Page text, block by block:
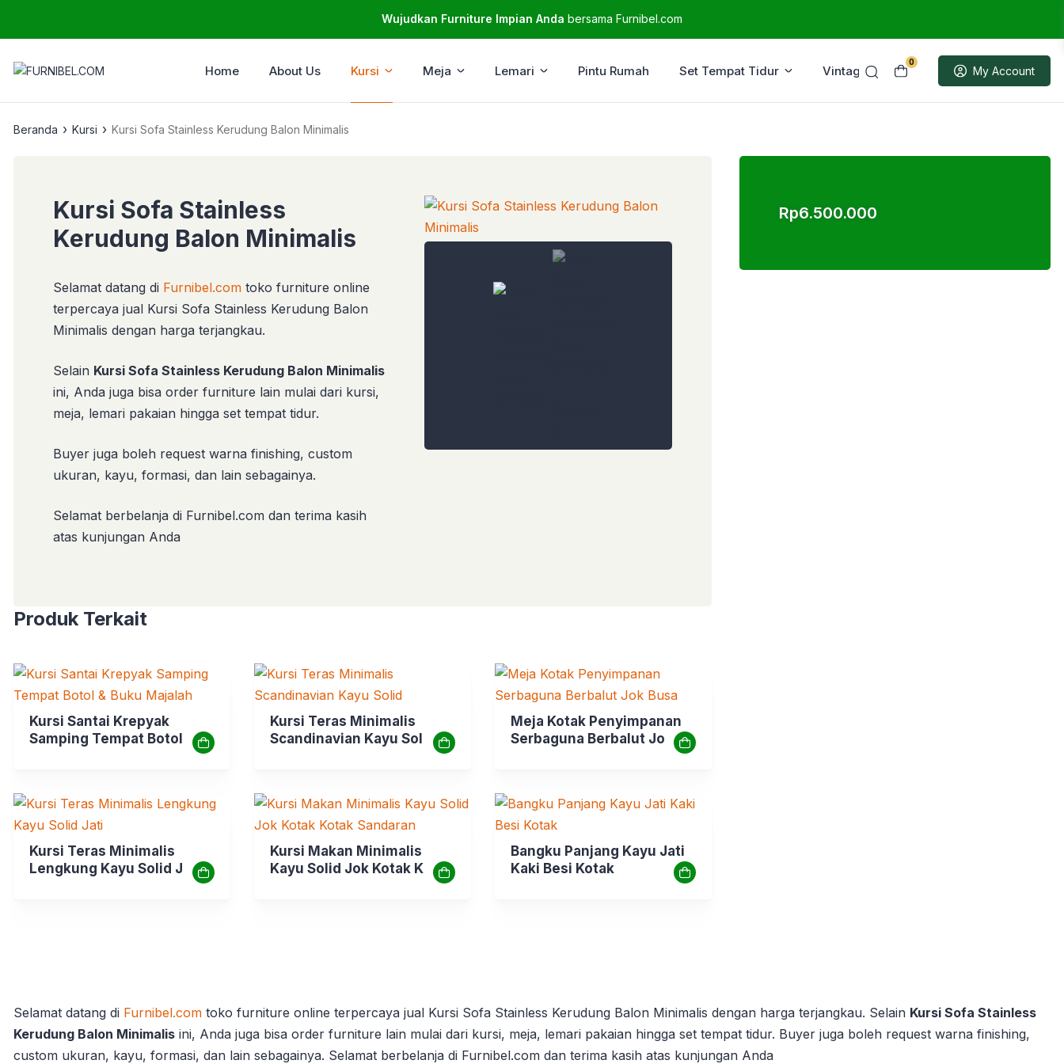
Wujudkan Furniture Impian Anda bersama Furnibel.com
0
My Account
Home About Us Kursi Meja Lemari Pintu Rumah Set Tempat Tidur Vintage Sample
Beranda › Kursi › Kursi Sofa Stainless Kerudung Balon Minimalis
Kursi Sofa Stainless
Kerudung Balon Minimalis
Selamat datang di Furnibel.com toko furniture online
terpercaya jual Kursi Sofa Stainless Kerudung Balon
Minimalis dengan harga terjangkau.
Selain Kursi Sofa Stainless Kerudung Balon Minimalis
ini, Anda juga bisa order furniture lain mulai dari kursi,
meja, lemari pakaian hingga set tempat tidur.
Buyer juga boleh request warna finishing, custom
ukuran, kayu, formasi, dan lain sebagainya.
Selamat berbelanja di Furnibel.com dan terima kasih
atas kunjungan Anda
Produk Terkait
Kursi Santai Krepyak
Samping Tempat Botol &
Kursi Teras Minimalis
Scandinavian Kayu Solid
Meja Kotak Penyimpanan
Serbaguna Berbalut Jok
Kursi Teras Minimalis
Lengkung Kayu Solid Jati
Kursi Makan Minimalis
Kayu Solid Jok Kotak Kotak
Bangku Panjang Kayu Jati
Kaki Besi Kotak
Rp6.500.000
Selamat datang di Furnibel.com toko furniture online terpercaya jual Kursi Sofa Stainless Kerudung Balon Minimalis dengan harga terjangkau. Selain Kursi Sofa Stainless
Kerudung Balon Minimalis ini, Anda juga bisa order furniture lain mulai dari kursi, meja, lemari pakaian hingga set tempat tidur. Buyer juga boleh request warna finishing,
custom ukuran, kayu, formasi, dan lain sebagainya. Selamat berbelanja di Furnibel.com dan terima kasih atas kunjungan Anda